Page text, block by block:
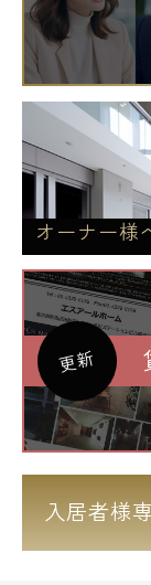
オーナー様
更新
入居者様